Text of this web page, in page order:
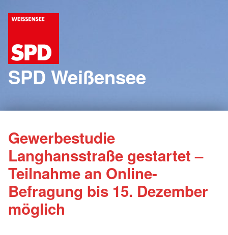
SPD Weißensee
Gewerbestudie
Langhansstraße gestartet –
Teilnahme an Online-
Befragung bis 15. Dezember
möglich